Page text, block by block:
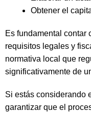
Obtener el
Es fundamental contar
requisitos legales y
normativa local que
significativamente de
Si estás considerando
garantizar que el